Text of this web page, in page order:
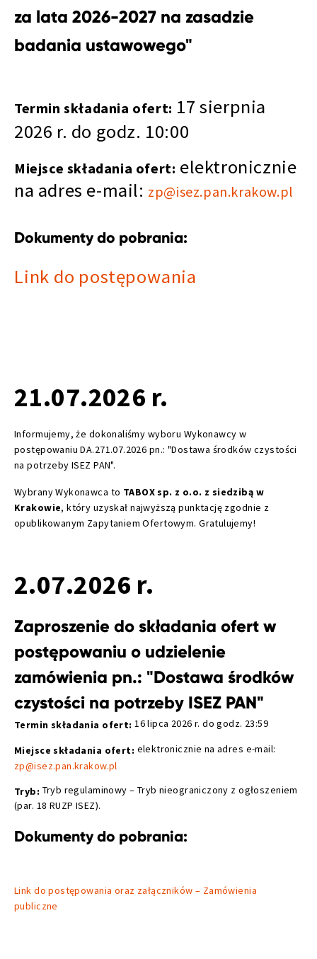
za lata 2026-2027 na zasadzie
badania ustawowego"
Termin składania ofert: 17 sierpnia
2026 r. do godz. 10:00
Miejsce składania ofert: elektronicznie
na adres e-mail: zp@isez.pan.krakow.pl
Dokumenty do pobrania:
Link do postępowania
21.07.2026 r.
Informujemy, że dokonaliśmy wyboru Wykonawcy w
postępowaniu DA.271.07.2026 pn.: "Dostawa środków czystości
na potrzeby ISEZ PAN".
Wybrany Wykonawca to TABOX sp. z o.o. z siedzibą w
Krakowie, który uzyskał najwyższą punktację zgodnie z
opublikowanym Zapytaniem Ofertowym. Gratulujemy!
2.07.2026 r.
Zaproszenie do składania ofert w
postępowaniu o udzielenie
zamówienia pn.: "Dostawa środków
czystości na potrzeby ISEZ PAN"
Termin składania ofert: 16 lipca 2026 r. do godz. 23:59
Miejsce składania ofert: elektronicznie na adres e-mail:
zp@isez.pan.krakow.pl
Tryb: Tryb regulaminowy – Tryb nieograniczony z ogłoszeniem
(par. 18 RUZP ISEZ).
Dokumenty do pobrania:
Link do postępowania oraz załączników – Zamówienia
publiczne